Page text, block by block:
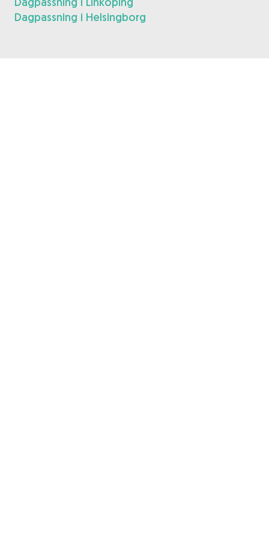
Dagpassning i Helsingborg